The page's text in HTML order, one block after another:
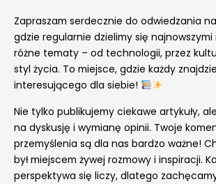
Zapraszam serdecznie do odwiedzania
gdzie regularnie dzielimy się
różne tematy – od technologii, przez
styl życia. To miejsce, gdzie każdy
interesującego dla siebie!
Nie tylko publikujemy ciekawe artykuły,
na dyskusję i wymianę opinii. Twoje
przemyślenia są dla nas bardzo ważne!
był miejscem żywej rozmowy i inspiracji.
perspektywa się liczy, dlatego